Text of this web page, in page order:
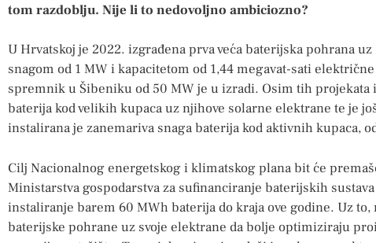
tom razdoblju. Nije li to nedovoljno ambiciozno?
U Hrvatskoj je 2022. izgrađena prva veća baterijska pohrana
snagom od 1 MW i kapacitetom od 1,44 megavat-sati
spremnik u Šibeniku od 50 MW je u izradi. Osim tih projekata
baterija kod velikih kupaca uz njihove solarne elektrane te je
instalirana je zanemariva snaga baterija kod aktivnih kupaca,
Cilj Nacionalnog energetskog i klimatskog plana bit će
Ministarstva gospodarstva za sufinanciranje baterijskih
instaliranje barem 60 MWh baterija do kraja ove godine. Uz
baterijske pohrane uz svoje elektrane da bolje optimiziraju